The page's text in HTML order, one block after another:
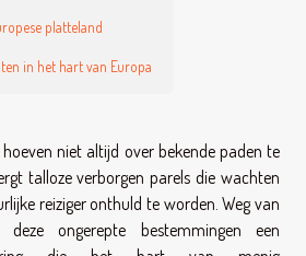
platteland
in het hart van Europa
niet altijd over bekende paden te
talloze verborgen parels die wachten
reiziger onthuld te worden. Weg van
ongerepte bestemmingen een